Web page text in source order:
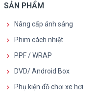
SẢN PHẨM
Nâng cấp ánh sáng
Phim cách nhiệt
PPF / WRAP
DVD/ Android Box
Phụ kiện đồ chơi xe hơi